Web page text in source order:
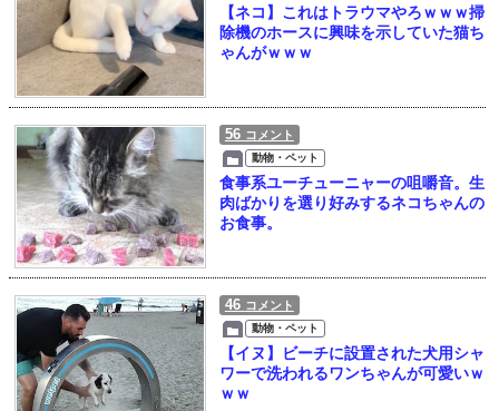
【ネコ】これはトラウマやろｗｗｗ掃
除機のホースに興味を示していた猫ち
ゃんがｗｗｗ
56 コメント
動物・ペット
食事系ユーチューニャーの咀嚼音。生
肉ばかりを選り好みするネコちゃんの
お食事。
46 コメント
動物・ペット
【イヌ】ビーチに設置された犬用シャ
ワーで洗われるワンちゃんが可愛いｗ
ｗｗ